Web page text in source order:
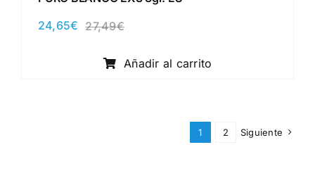
27,49€El
original
era:
24,65€
El
actual
es:
Añadir al carrito
1 2 Siguiente